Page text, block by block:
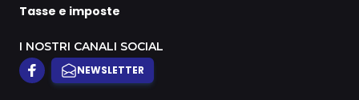
Tasse e imposte
I NOSTRI CANALI SOCIAL
NEWSLETTER